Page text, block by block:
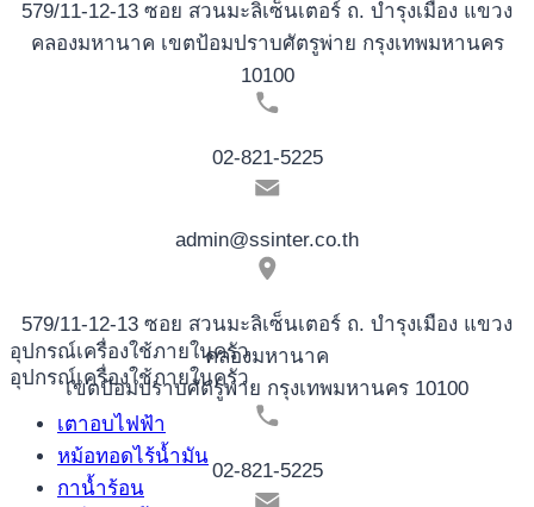
อุปกรณ์เครื่องใช้ภายในครัว
อุปกรณ์เครื่องใช้ภายในครัว
เตาอบไฟฟ้า
หม้อทอดไร้น้ำมัน
กาน้ำร้อน
579/11-12-13 ซอย สวนมะลิเซ็นเตอร์ ถ. บำรุงเมือง แขวง
คลองมหานาค เขตป้อมปราบศัตรูพ่าย กรุงเทพมหานคร
10100
02-821-5225
admin@ssinter.co.th
579/11-12-13 ซอย สวนมะลิเซ็นเตอร์ ถ. บำรุงเมือง แขวง
คลองมหานาค
เขตป้อมปราบศัตรูพ่าย กรุงเทพมหานคร 10100
02-821-5225